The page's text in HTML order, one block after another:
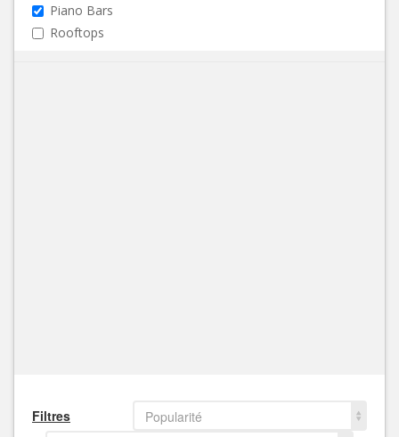
Piano Bars
Rooftops
Filtres
Popularité